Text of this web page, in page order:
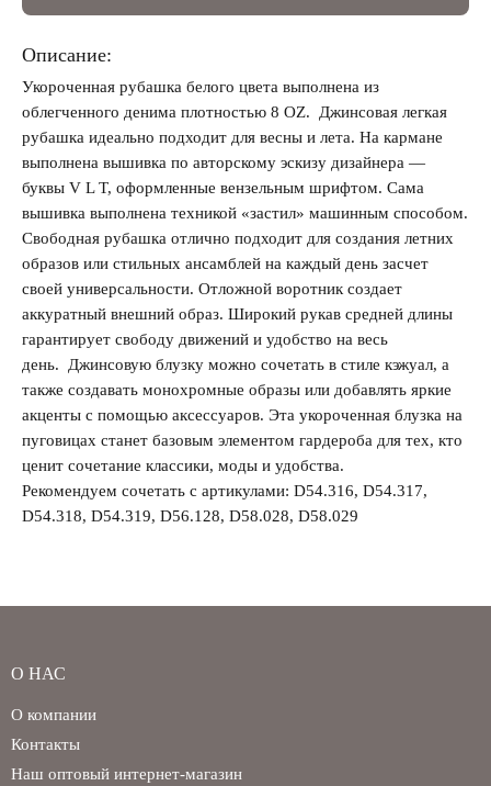
Регистрация
Запомнить меня на этом компьютере
Забыли свой пароль?
Описание:
Укороченная рубашка белого цвета выполнена из
облегченного денима плотностью 8 OZ. Джинсовая легкая
рубашка идеально подходит для весны и лета. На кармане
выполнена вышивка по авторскому эскизу дизайнера —
буквы V L T, оформленные вензельным шрифтом. Сама
вышивка выполнена техникой «застил» машинным способом.
Свободная рубашка отлично подходит для создания летних
образов или стильных ансамблей на каждый день засчет
своей универсальности. Отложной воротник создает
аккуратный внешний образ. Широкий рукав средней длины
гарантирует свободу движений и удобство на весь
день. Джинсовую блузку можно сочетать в стиле кэжуал, а
также создавать монохромные образы или добавлять яркие
акценты с помощью аксессуаров. Эта укороченная блузка на
пуговицах станет базовым элементом гардероба для тех, кто
ценит сочетание классики, моды и удобства.
Рекомендуем сочетать с артикулами: D54.316, D54.317,
D54.318, D54.319, D56.128, D58.028, D58.029
О НАС
О компании
Контакты
Наш оптовый интернет-магазин